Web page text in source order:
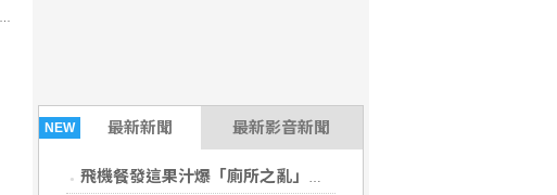
NEW 最新新聞 最新影音新聞
飛機餐發這果汁爆「廁所之亂」？乘客崩潰：差點丟大臉 醫揭3類人別亂喝